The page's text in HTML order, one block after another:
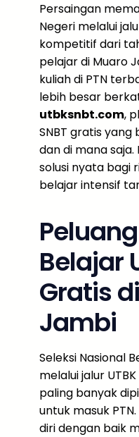
Persaingan
Negeri melalui
kompetitif dari
pelajar di Muaro
kuliah di PTN
lebih besar
utbksnbt.com,
SNBT gratis yang
dan di mana
solusi nyata bagi
belajar intensif
Belajar
Gratis
Jambi
Seleksi Nasional
melalui jalur
paling banyak
untuk masuk
diri dengan baik